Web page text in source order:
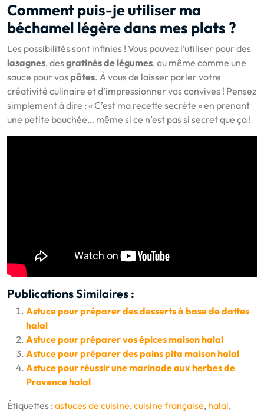
Comment puis-je utiliser ma
béchamel légère dans mes plats ?
Les possibilités sont infinies ! Vous pouvez l’utiliser pour des
lasagnes, desgratinés de légumes, ou même comme une
sauce pour vos pâtes. À vous de laisser parler votre
créativité culinaire et d’impressionner vos convives ! Pensez
simplement à dire : « C’est ma recette secrète » en prenant
une petite bouchée… même si ce n’est pas si secret que ça !
Publications Similaires :
Astuce pour préparer des desserts à base de dattes
halal
Astuce pour préparer vos épices maison halal
Astuce pour préparer des pains pita maison halal
Astuce pour réussir une marinade aux herbes de
Provence halal
Étiquettes : astuces de cuisine, cuisine française, halal,